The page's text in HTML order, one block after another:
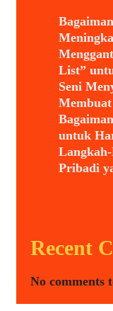
List”
Seni
untuk
Pribadi
Recent
No comments